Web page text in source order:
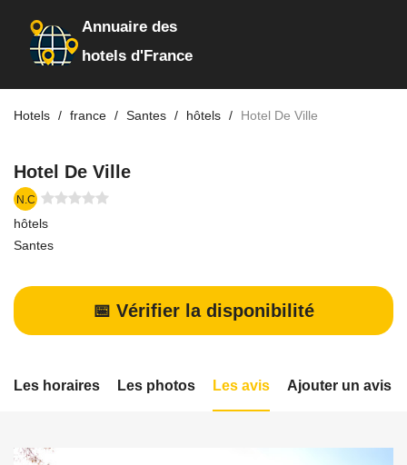
Annuaire des
hotels d'France
Hotels france Santes hôtels Hotel De Ville
Hotel De Ville
N.C
hôtels
Santes
📅 Vérifier la disponibilité
Les horaires Les photos Les avis Ajouter un avis